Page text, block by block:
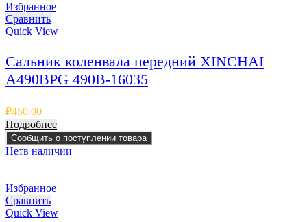
Избранное
Сравнить
Quick View
Сальник коленвала передний XINCHAI
A490BPG 490B-16035
₽450.00
Подробнее
Сообщить о поступлении товара
Нетв наличии
Избранное
Сравнить
Quick View